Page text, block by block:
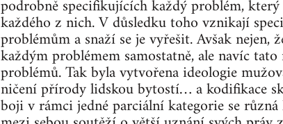
podrobně specifikujících každý problém,
každého z nich. V důsledku toho vznikají
problémům a snaží se je vyřešit. Avšak
každým problémem samostatně, ale navíc
problémů. Tak byla vytvořena ideologie
ničení přírody lidskou bytostí… a kodifikace
boji v rámci jedné parciální kategorie se